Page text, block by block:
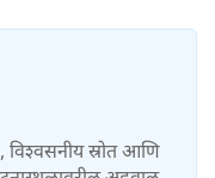
विश्वसनीय स्रोत आणि